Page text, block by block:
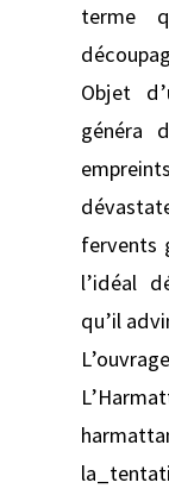
terme
Objet
généra
fervents
l’idéal
qu’il